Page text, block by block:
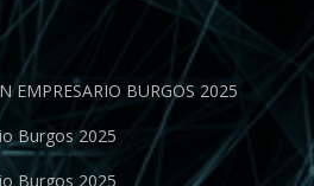
EMPRESARIO BURGOS 2025
Burgos 2025
Burgos 2025